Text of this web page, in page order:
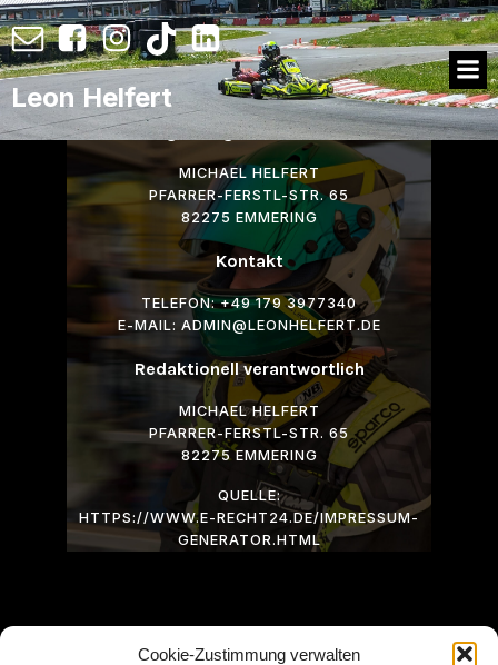
Cookie-Zustimmung verwalten
Leon Helfert
Angaben gemäß § 5 TMG
MICHAEL HELFERT
PFARRER-FERSTL-STR. 65
82275 EMMERING
Kontakt
TELEFON: +49 179 3977340
E-MAIL: ADMIN@LEONHELFERT.DE
Redaktionell verantwortlich
MICHAEL HELFERT
PFARRER-FERSTL-STR. 65
82275 EMMERING
QUELLE:
HTTPS://WWW.E-RECHT24.DE/IMPRESSUM-
GENERATOR.HTML